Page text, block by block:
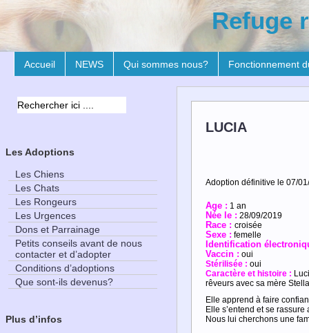
Refuge
Accueil NEWS Qui sommes nous? Fonctionnement
LUCIA
Adoption définitive le 07/
Age : 1 an
Née le : 28/09/2019
Race : croisée
Sexe : femelle
Identification
Vaccin : oui
Stérilisée : oui
Caractère et histoire :
rêveurs avec sa mère
Elle apprend à faire
Elle s’entend et se
Nous lui cherchons une
Les Adoptions
Les Chiens
Les Chats
Les Rongeurs
Les Urgences
Dons et Parrainage
Petits conseils avant de nous
contacter et d’adopter
Conditions d’adoptions
Que sont-ils devenus?
Plus d’infos